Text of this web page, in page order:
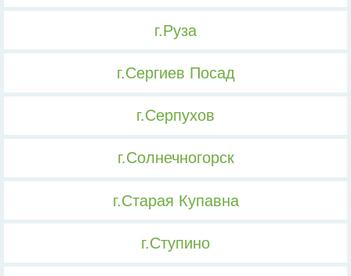
г.Руза
г.Сергиев Посад
г.Серпухов
г.Солнечногорск
г.Старая Купавна
г.Ступино